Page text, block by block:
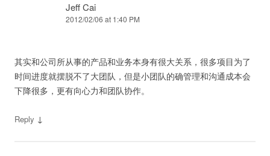
Jeff Cai
2012/02/06 at 1:40 PM
其实和公司所从事的产品和业务本身有很大关系，很多项目为了
时间进度就摆脱不了大团队，但是小团队的确管理和沟通成本会
下降很多，更有向心力和团队协作。
Reply ↓